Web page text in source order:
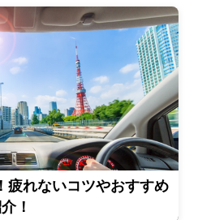
疲れないコツやおすすめ
！